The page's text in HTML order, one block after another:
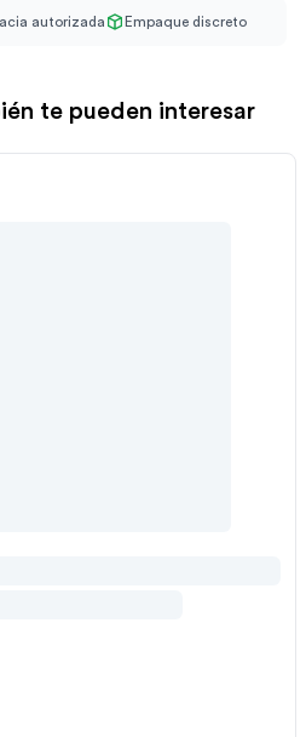
autorizada Empaque discreto
te pueden interesar